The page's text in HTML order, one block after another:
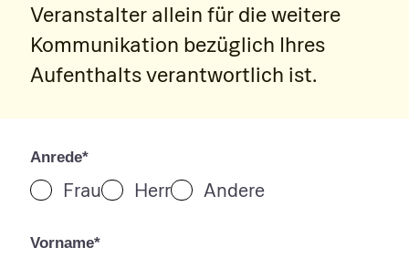
Veranstalter allein für die weitere
Kommunikation bezüglich Ihres
Aufenthalts verantwortlich ist.
Anrede*
Frau Herr Andere
Vorname*